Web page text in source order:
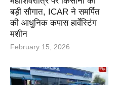
बड़ी सौगात, ICAR ने समर्पित
की आधुनिक कपास हार्वेस्टिंग
मशीन
February 15, 2026